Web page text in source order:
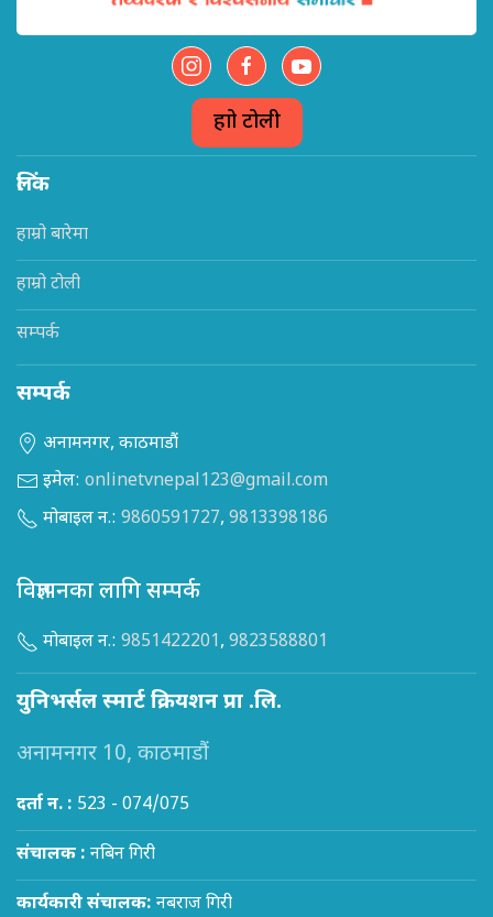
हाम्रो टोली
लिंक
हाम्रो बारेमा
हाम्रो टोली
सम्पर्क
सम्पर्क
अनामनगर, काठमाडौं
इमेल: onlinetvnepal123@gmail.com
मोबाइल न.: 9860591727, 9813398186
विज्ञापनका लागि सम्पर्क
मोबाइल न.: 9851422201, 9823588801
युनिभर्सल स्मार्ट क्रियशन प्रा .लि.
अनामनगर 10, काठमाडौं
दर्ता न. : 523 - 074/075
संचालक : नबिन गिरी
कार्यकारी संचालक: नबराज गिरी